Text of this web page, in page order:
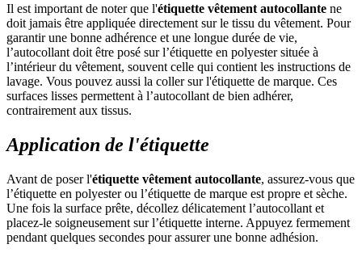
Il est important de noter que l'étiquette vêtement autocollante ne
doit jamais être appliquée directement sur le tissu du vêtement. Pour
garantir une bonne adhérence et une longue durée de vie,
l’autocollant doit être posé sur l’étiquette en polyester située à
l’intérieur du vêtement, souvent celle qui contient les instructions de
lavage. Vous pouvez aussi la coller sur l'étiquette de marque. Ces
surfaces lisses permettent à l’autocollant de bien adhérer,
contrairement aux tissus.
Application de l'étiquette
Avant de poser l'étiquette vêtement autocollante, assurez-vous que
l’étiquette en polyester ou l’étiquette de marque est propre et sèche.
Une fois la surface prête, décollez délicatement l’autocollant et
placez-le soigneusement sur l’étiquette interne. Appuyez fermement
pendant quelques secondes pour assurer une bonne adhésion.